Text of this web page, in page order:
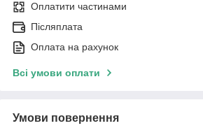
Оплатити частинами
Післяплата
Оплата на рахунок
Всі умови оплати
Умови повернення